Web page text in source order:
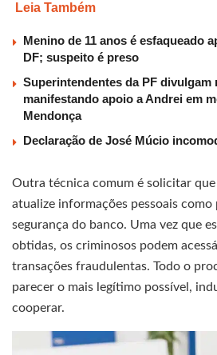
Leia Também
Menino de 11 anos é esfaqueado
DF; suspeito é preso
Superintendentes da PF divulgam
manifestando apoio a Andrei em
Mendonça
Declaração de José Múcio
Outra técnica comum é solicitar
atualize informações pessoais como
segurança do banco. Uma vez que
obtidas, os criminosos podem
transações fraudulentas. Todo o
parecer o mais legítimo possível,
cooperar.